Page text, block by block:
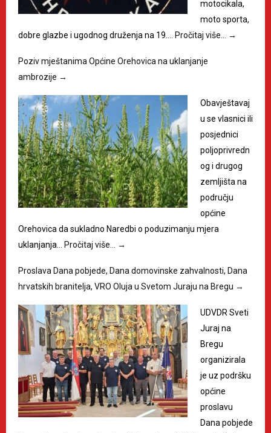
motocikala,
moto sporta,
dobre glazbe i ugodnog druženja na 19.…
Pročitaj više… →
Poziv mještanima Općine Orehovica na uklanjanje
ambrozije →
Obavještavaj
u se vlasnici ili
posjednici
poljoprivredn
og i drugog
zemljišta na
području
općine
Orehovica da sukladno Naredbi o poduzimanju mjera
uklanjanja…
Pročitaj više… →
Proslava Dana pobjede, Dana domovinske zahvalnosti, Dana
hrvatskih branitelja, VRO Oluja u Svetom Juraju na Bregu →
UDVDR Sveti
Juraj na
Bregu
organizirala
je uz podršku
općine
proslavu
Dana pobjede